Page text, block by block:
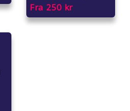
Fra 250 kr